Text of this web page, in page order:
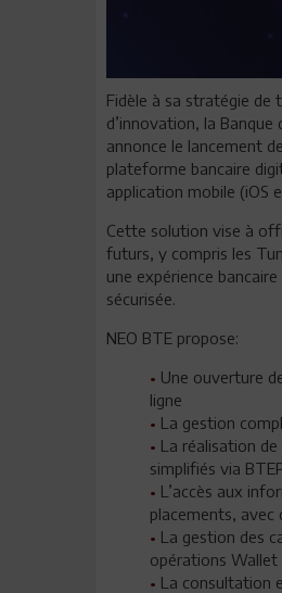
Fidèle à sa stratégie
d’innovation, la
annonce le lancement
plateforme bancaire
application mobile (iOS
Cette solution vise à
futurs, y compris les
une expérience
sécurisée.
NEO BTE propose:
• Une ouverture
ligne
• La gestion
• La réalisation
simplifiés via
• L’accès aux
placements,
• La gestion des
opérations Wallet
• La consultation